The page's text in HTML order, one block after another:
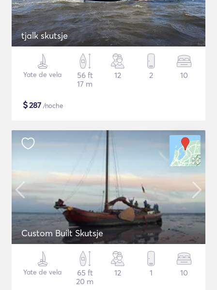
tjalk skutsje
Yate de vela
56 ft
17 m
12 2 10
$287 /noche
Custom Built Skutsje
Yate de vela
65 ft
20 m
12 1 10